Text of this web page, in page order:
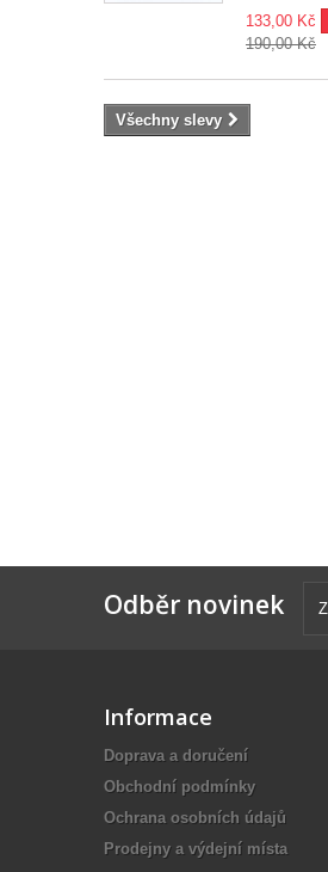
133,00 Kč
190,00 Kč
Všechny slevy
Odběr novinek
Informace
Doprava a doručení
Obchodní podmínky
Ochrana osobních údajů
Prodejny a výdejní místa